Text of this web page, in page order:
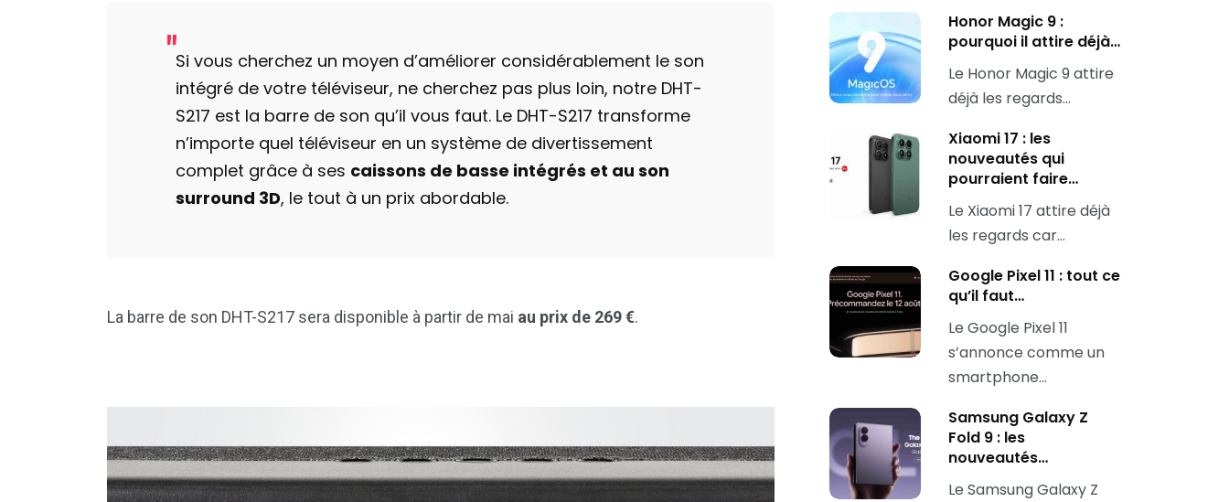
Si vous cherchez un moyen d’améliorer considérablement le son
intégré de votre téléviseur, ne cherchez pas plus loin, notre DHT-
S217 est la barre de son qu’il vous faut. Le DHT-S217 transforme
n’importe quel téléviseur en un système de divertissement
complet grâce à ses caissons de basse intégrés et au son
surround 3D, le tout à un prix abordable.
La barre de son DHT-S217 sera disponible à partir de mai au prix de 269 €.
Honor Magic 9 :
pourquoi il attire déjà…
Le Honor Magic 9 attire
déjà les regards…
Xiaomi 17 : les
nouveautés qui
pourraient faire…
Le Xiaomi 17 attire déjà
les regards car…
Google Pixel 11 : tout ce
qu’il faut…
Le Google Pixel 11
s’annonce comme un
smartphone…
Samsung Galaxy Z
Fold 9 : les
nouveautés…
Le Samsung Galaxy Z